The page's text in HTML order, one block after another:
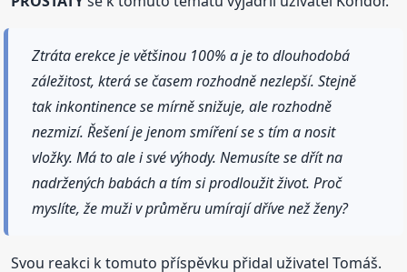
Ztráta erekce je většinou 100% a je to dlouhodobá
záležitost, která se časem rozhodně nezlepší. Stejně
tak inkontinence se mírně snižuje, ale rozhodně
nezmizí. Řešení je jenom smíření se s tím a nosit
vložky. Má to ale i své výhody. Nemusíte se dřít na
nadržených babách a tím si prodloužit život. Proč
myslíte, že muži v průměru umírají dříve než ženy?
Svou reakci k tomuto příspěvku přidal uživatel Tomáš.